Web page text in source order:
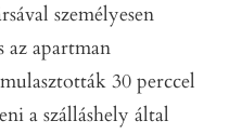
személyesen
az apartman
30 perccel
a szálláshely által